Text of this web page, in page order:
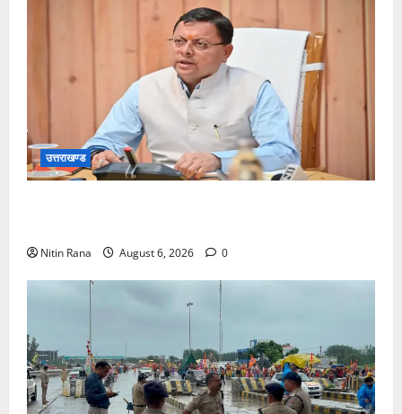
उत्तराखण्ड
Nitin Rana August 6, 2026 0